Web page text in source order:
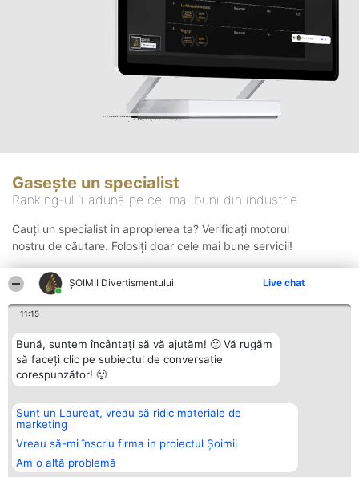
ŞOIMII Divertismentului Live chat
11:15
Bună, suntem încântați să vă ajutăm! 🙂 Vă rugăm
să faceți clic pe subiectul de conversație
corespunzător! 🙂
Sunt un Laureat, vreau să ridic materiale de
marketing
Vreau să-mi înscriu firma in proiectul Șoimii
Am o altă problemă
Gasește un specialist
Ranking-ul îi adună pe cei mai buni din industrie
Cauți un specialist in apropierea ta? Verificați motorul
nostru de căutare. Folosiți doar cele mai bune servicii!
Organizator Ranking
BRIGHT SOLUTIONS BR SRL
Aleea Timisul De Sus 2 Bl. A30
Sc. A Et. 4 Ap. 13 Cod 061952
București
CUI 36737675
Plebiscyt
Lista Tuturor
Laureaților
Statut
Contact